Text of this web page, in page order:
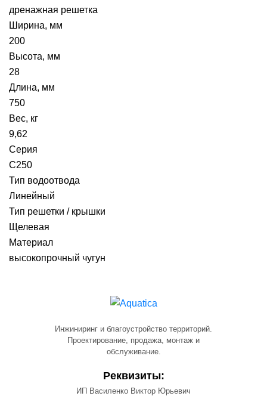
дренажная решетка
Ширина, мм
200
Высота, мм
28
Длина, мм
750
Вес, кг
9,62
Серия
C250
Тип водоотвода
Линейный
Тип решетки / крышки
Щелевая
Материал
высокопрочный чугун
Инжиниринг и благоустройство территорий.
Проектирование, продажа, монтаж и
обслуживание.
Реквизиты:
ИП Василенко Виктор Юрьевич